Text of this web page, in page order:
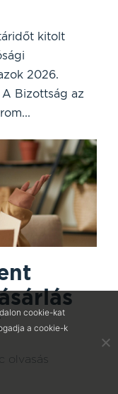
kitolt
2026.
Bizottság az
olvasás
cookie-kat
a cookie-k